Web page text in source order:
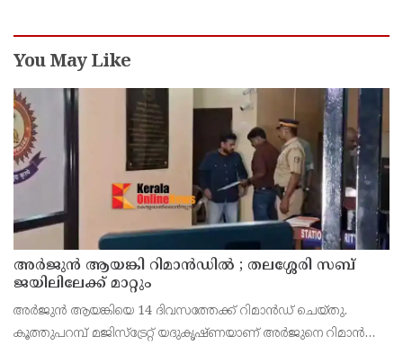
You May Like
അര്‍ജുന്‍ ആയങ്കി റിമാന്‍ഡില്‍ ; തലശ്ശേരി സബ്
ജയിലിലേക്ക് മാറ്റും
അർജുൻ ആയങ്കിയെ 14 ദിവസത്തേക്ക് റിമാൻഡ് ചെയ്തു.
കൂത്തുപറമ്പ് മജിസ്ട്രേറ്റ് യദുകൃഷ്ണയാണ് അർജുനെ റിമാൻഡ്